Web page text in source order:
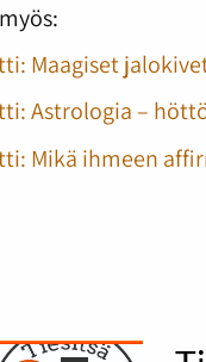
Maagiset
Astrologia –
Mikä ihmeen